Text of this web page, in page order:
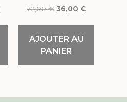
72,00€ 36,00 €
AJOUTER AU
PANIER